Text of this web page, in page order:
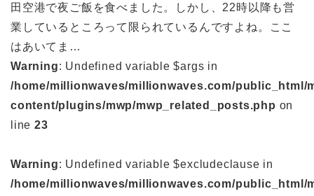
田空港で夜ご飯を食べました。しかし、22時以降も営
業しているところって限られているんですよね。ここ
はあいてま…
Warning: Undefined variable $args in
/home/millionwaves/millionwaves.com/public_html/
content/plugins/mwp/mwp_related_posts.php on
line 23
Warning: Undefined variable $excludeclause in
/home/millionwaves/millionwaves.com/public_html/